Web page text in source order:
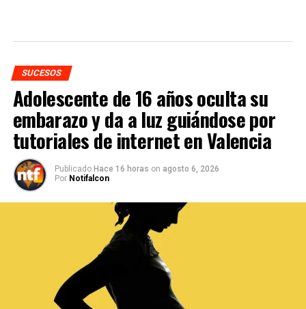
SUCESOS
Adolescente de 16 años oculta su
embarazo y da a luz guiándose por
tutoriales de internet en Valencia
Publicado Hace 16 horas on agosto 6, 2026
Por Notifalcon